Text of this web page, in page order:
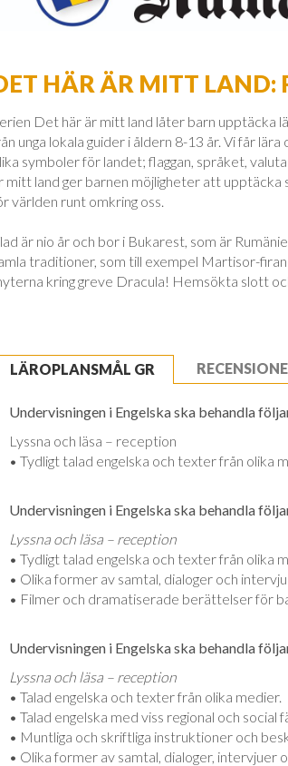
HÄR ÄR MITT LAND:
Det här är mitt land låter barn upptäcka
unga lokala guider i åldern 8-13 år. Vi får
symboler för landet; flaggan, språket,
mitt land ger barnen möjligheter att
världen runt omkring oss.
är nio år och bor i Bukarest, som är
traditioner, som till exempel Martisor-
kring greve Dracula! Hemsökta slott
LÄROPLANSMÅL GR
Undervisningen i Engelska ska behandla
Lyssna och läsa – reception
• Tydligt talad engelska och texter från olika
Undervisningen i Engelska ska behandla
Lyssna och läsa – reception
• Tydligt talad engelska och texter från olika
• Olika former av samtal, dialoger och
• Filmer och dramatiserade berättelser för
Undervisningen i Engelska ska behandla
Lyssna och läsa – reception
• Talad engelska och texter från olika medier.
• Talad engelska med viss regional och social
• Muntliga och skriftliga instruktioner och
• Olika former av samtal, dialoger, intervjuer